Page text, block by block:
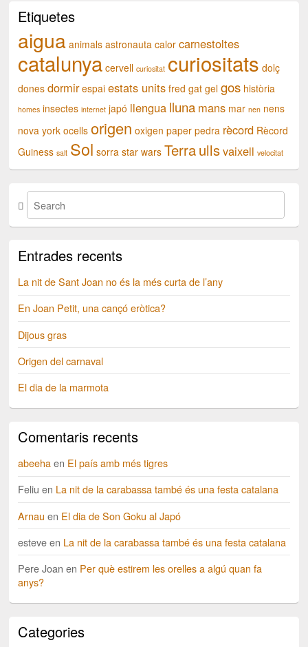
Etiquetes
aigua animals astronauta calor carnestoltes
catalunya cervell curiositat curiositats dolç
dones dormir espai estats units fred gat gel gos història
homes insectes internet japó llengua lluna mans mar nen nens
nova york ocells origen oxigen paper pedra rècord Rècord
Guiness salt Sol sorra star wars Terraullsvaixell velocitat
Entrades recents
La nit de Sant Joan no és la més curta de l’any
En Joan Petit, una cançó eròtica?
Dijous gras
Origen del carnaval
El dia de la marmota
Comentaris recents
abeehaen El país amb més tigres
Feliu en La nit de la carabassa també és una festa catalana
Arnau en El dia de Son Goku al Japó
esteveen La nit de la carabassa també és una festa catalana
Pere Joan en Per què estirem les orelles a algú quan fa
anys?
Categories